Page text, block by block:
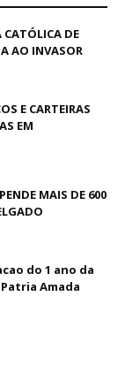
CATÓLICA DE
AO INVASOR
E CARTEIRAS
EM
MAIS DE 600
do 1 ano da
Amada